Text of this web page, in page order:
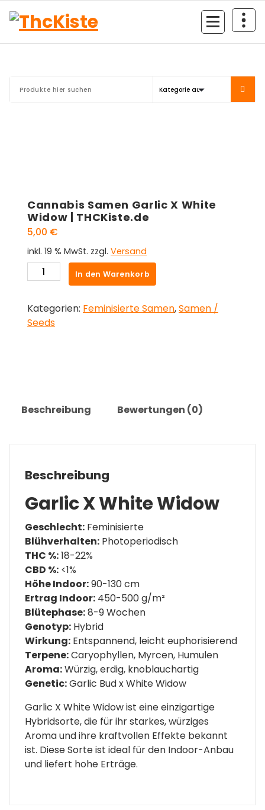
Inhalt
springen
Cannabis Samen Garlic X White
Widow | THCKiste.de
5,00 €
inkl. 19 % MwSt. zzgl. Versand
Cannabis
Samen
X
White
In den Warenkorb
Kategorien: Feminisierte Samen,Samen /
Seeds
Beschreibung Bewertungen (0)
Beschreibung
Garlic X White Widow
Geschlecht: Feminisierte
Blühverhalten: Photoperiodisch
THC %:18-22%
CBD %: <1%
Höhe Indoor:90-130 cm
Ertrag Indoor: 450-500 g/m²
Blütephase:8-9 Wochen
Genotyp: Hybrid
Wirkung: Entspannend, leicht euphorisierend
Terpene:Caryophyllen, Myrcen, Humulen
Aroma:Würzig, erdig, knoblauchartig
Genetic:Garlic Bud x White Widow
Garlic X White Widow ist eine einzigartige
Hybridsorte, die für ihr starkes, würziges
Aroma und ihre kraftvollen Effekte bekannt
ist. Diese Sorte ist ideal für den Indoor-Anbau
und liefert hohe Erträge.